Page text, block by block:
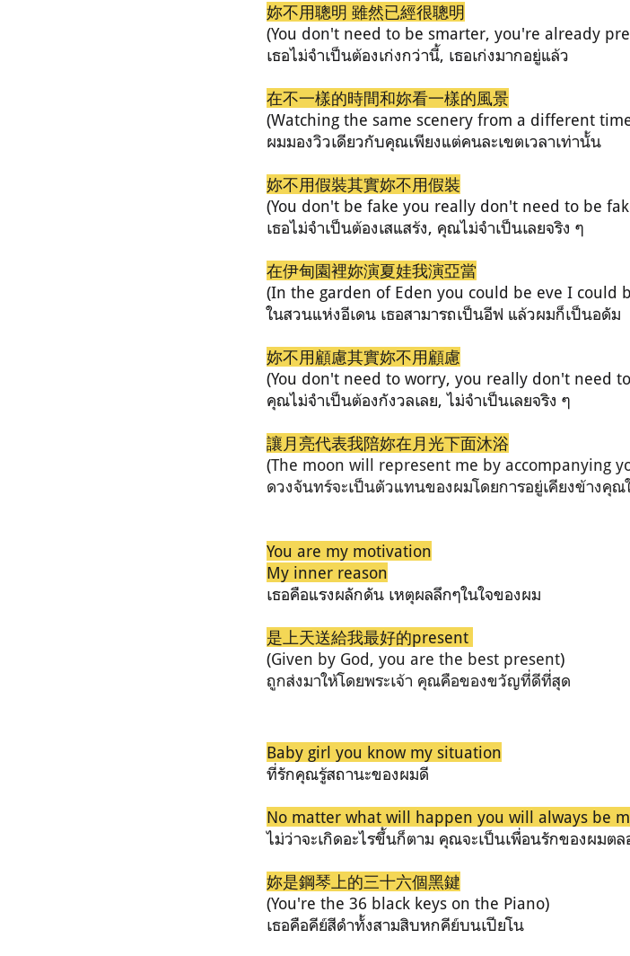
妳不用聰明 雖然已經很聰明
(You don't need to be smarter, you're already
เธอไม่จำเป็นต้องเก่งกว่านี้, เธอเก่งมากอยู่แล้ว
在不一樣的時間和妳看一樣的風景
(Watching the same scenery from a different
ผมมองวิวเดียวกับคุณเพียงแต่คนละเขตเวลาเท่านั้น
妳不用假裝其實妳不用假裝
(You don't be fake you really don't need to be
เธอไม่จำเป็นต้องเสแสร้ง, คุณไม่จำเป็นเลยจริง ๆ
在伊甸園裡妳演夏娃我演亞當
(In the garden of Eden you could be eve I could
ในสวนแห่งอีเดน เธอสามารถเป็นอีฟ แล้วผมก็เป็นอดัม
妳不用顧慮其實妳不用顧慮
(You don't need to worry, you really don't need
คุณไม่จำเป็นต้องกังวลเลย, ไม่จำเป็นเลยจริง ๆ
讓月亮代表我陪妳在月光下面沐浴
(The moon will represent me by accompanying
ดวงจันทร์จะเป็นตัวแทนของผมโดยการอยู่เคียงข้างคุณ
You are my motivation
My inner reason
เธอคือแรงผลักดัน เหตุผลลึกๆในใจของผม
是上天送給我最好的present
(Given by God, you are the best present)
ถูกส่งมาให้โดยพระเจ้า คุณคือของขวัญที่ดีที่สุด
Baby girl you know my situation
ที่รักคุณรู้สถานะของผมดี
No matter what will happen you will always be
ไม่ว่าจะเกิดอะไรขึ้นก็ตาม คุณจะเป็นเพื่อนรักของผมตล
妳是鋼琴上的三十六個黑鍵
(You're the 36 black keys on the Piano)
เธอคือคีย์สีดำทั้งสามสิบหกคีย์บนเปียโน